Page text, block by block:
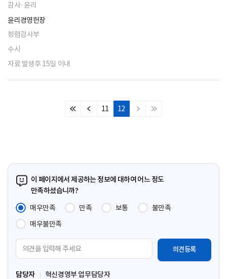
감사·윤리
윤리경영헌장
청렴감사부
수시
자료 발생후 15일 이내
처
이
11 12
다
마
이 페이지에서 제공하는 정보에 대하여 어느 정도
만족하셨습니까?
매우만족
만족 보통
불만족
매우불만족
견
입
담당자 혁신경영부 업무담당자